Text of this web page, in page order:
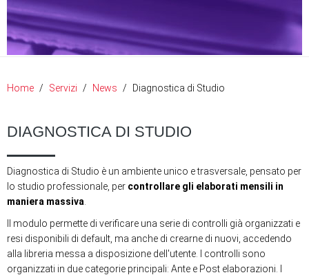
Home Servizi News Diagnostica di Studio
DIAGNOSTICA DI STUDIO
Diagnostica di Studio è un ambiente unico e trasversale, pensato per
lo studio professionale, per controllare gli elaborati mensili in
maniera massiva
Il modulo permette di verificare una serie di controlli già organizzati e
resi disponibili di default, ma anche di crearne di nuovi, accedendo
alla libreria messa a disposizione dell'utente. I controlli sono
organizzati in due categorie principali: Ante e Post elaborazioni. I